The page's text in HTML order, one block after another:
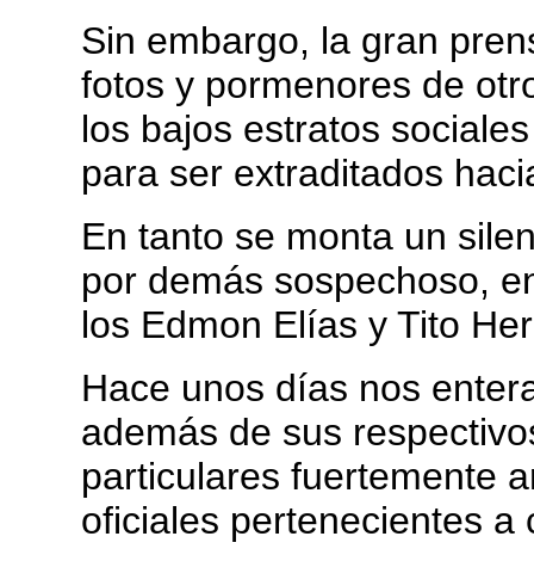
Sin embargo, la gran
fotos y pormenores de
los bajos estratos
para ser extraditados
En tanto se monta un
por demás sospechoso,
los Edmon Elías y Tito
Hace unos días nos
además de sus
particulares fuertemente
oficiales pertenecientes